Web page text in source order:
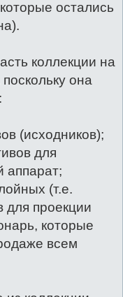
остались
коллекции на
она
(исходников);
для
аппарат;
(т.е.
для проекции
которые
всем